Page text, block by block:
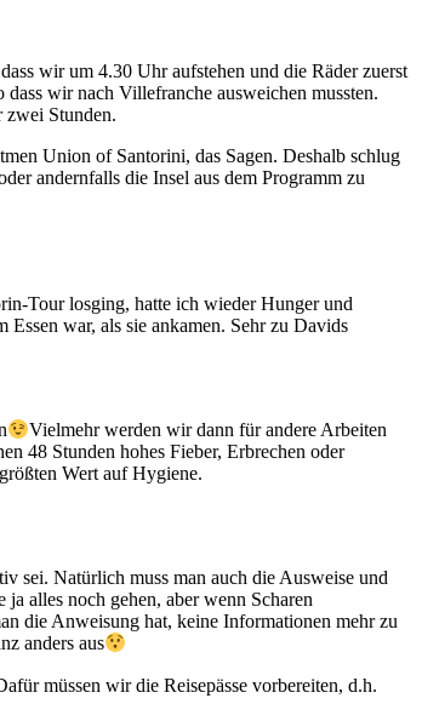
wir um 4.30 Uhr aufstehen und die Räder zuerst
wir nach Villefranche ausweichen mussten.
zwei Stunden.
Union of Santorini, das Sagen. Deshalb schlug
andernfalls die Insel aus dem Programm zu
Tour losging, hatte ich wieder Hunger und
war, als sie ankamen. Sehr zu Davids
Vielmehr werden wir dann für andere Arbeiten
48 Stunden hohes Fieber, Erbrechen oder
Wert auf Hygiene.
sei. Natürlich muss man auch die Ausweise und
alles noch gehen, aber wenn Scharen
die Anweisung hat, keine Informationen mehr zu
anders aus
müssen wir die Reisepässe vorbereiten, d.h.